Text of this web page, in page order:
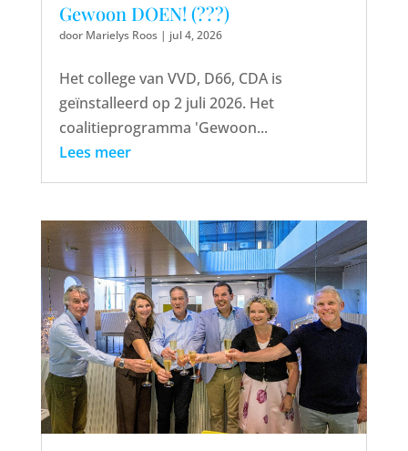
Gewoon DOEN! (???)
door Marielys Roos| jul 4, 2026
Het college van VVD, D66, CDA is
geïnstalleerd op 2 juli 2026. Het
coalitieprogramma 'Gewoon...
Lees meer